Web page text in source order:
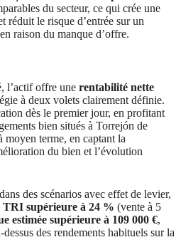
du secteur, ce qui crée une
réduit le risque d’entrée sur un
raison du manque d’offre.
l’actif offre une rentabilité nette
à deux volets clairement définie.
dès le premier jour, en profitant
bien situés à Torrejón de
moyen terme, en captant la
du bien et l’évolution
des scénarios avec effet de levier,
TRI supérieure à 24 % (vente à 5
estimée supérieure à 109 000 €,
des rendements habituels sur la